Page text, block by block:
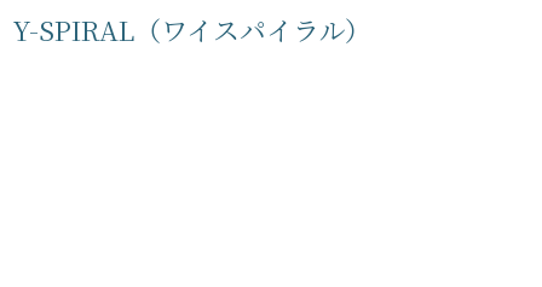
Y-SPIRAL（ワイスパイラル）